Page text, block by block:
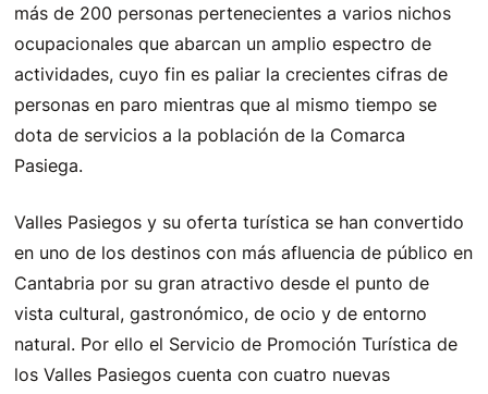
más de 200 personas pertenecientes a varios nichos
ocupacionales que abarcan un amplio espectro de
actividades, cuyo fin es paliar la crecientes cifras de
personas en paro mientras que al mismo tiempo se
dota de servicios a la población de la Comarca
Pasiega.
Valles Pasiegos y su oferta turística se han convertido
en uno de los destinos con más afluencia de público en
Cantabria por su gran atractivo desde el punto de
vista cultural, gastronómico, de ocio y de entorno
natural. Por ello el Servicio de Promoción Turística de
los Valles Pasiegos cuenta con cuatro nuevas